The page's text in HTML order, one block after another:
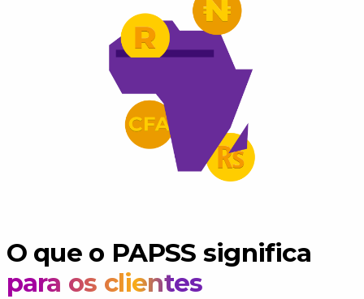
O que o PAPSS significa
para os clientes